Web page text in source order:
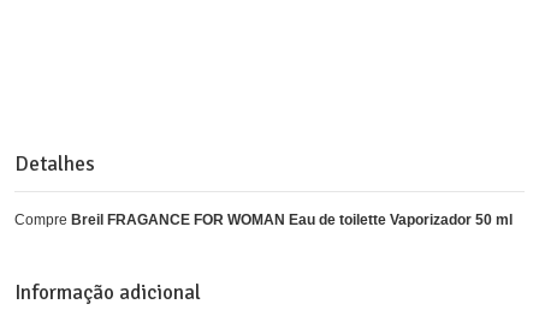
Detalhes
Compre Breil FRAGANCE FOR WOMAN Eau de toilette Vaporizador 50 ml
Informação adicional